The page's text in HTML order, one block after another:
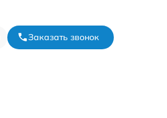
Заказать звонок